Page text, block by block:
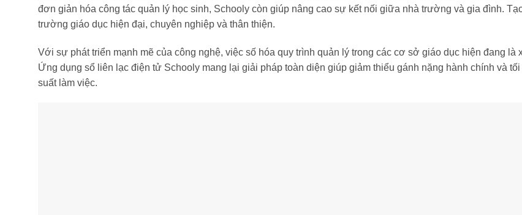
đơn giản hóa công tác quản lý học sinh, Schooly còn giúp nâng cao sự kết nối giữa nhà trường và gia đình.
trường giáo dục hiện đại, chuyên nghiệp và thân thiện.
Với sự phát triển mạnh mẽ của công nghệ, việc số hóa quy trình quản lý trong các cơ sở giáo dục hiện đang là
Ứng dụng sổ liên lạc điện tử Schooly mang lại giải pháp toàn diện giúp giảm thiểu gánh nặng hành chính và
suất làm việc.